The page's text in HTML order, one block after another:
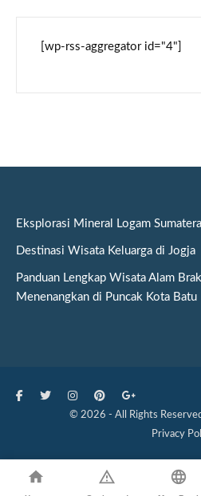
[wp-rss-aggregator id="4"]
Eksplorasi Mineral Logam
Destinasi Wisata Keluarga di Jogja
Panduan Lengkap Wisata Alam
Menenangkan di Puncak Kota Batu
© 2026 - All Rights
Privacy